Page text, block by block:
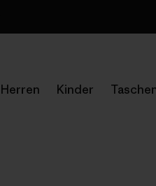
Herren Kinder